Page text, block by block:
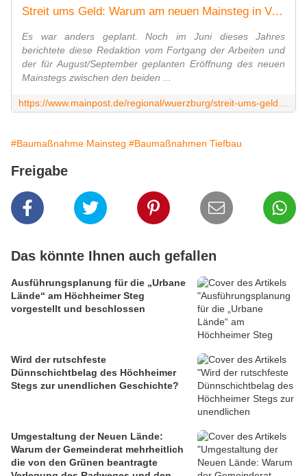
Streit ums Geld: Warum am neuen Mainsteg in Veitshöchheim jetzt die Arbeiten ruhen
Es war anders geplant. Noch im Juni dieses Jahres
berichtete diese Redaktion vom Fortgang der Arbeiten und
der für August/September geplanten Eröffnung des neuen
Mainstegs zwischen den beiden ...
#Baumaßnahme Mainsteg #Baumaßnahmen Tiefbau
Freigabe
Das könnte Ihnen auch gefallen
Ausführungsplanung für die „Urbane
Lände“ am Höchheimer Steg
vorgestellt und beschlossen
Wird der rutschfeste
Dünnschichtbelag des Höchheimer
Stegs zur unendlichen Geschichte?
Umgestaltung der Neuen Lände:
Warum der Gemeinderat mehrheitlich
die von den Grünen beantragte